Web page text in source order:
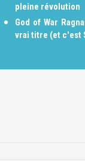
pleine révolution
God of War
vrai titre (et c'est